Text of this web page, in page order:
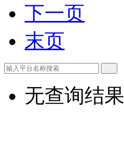
下一页
末页
无查询结果